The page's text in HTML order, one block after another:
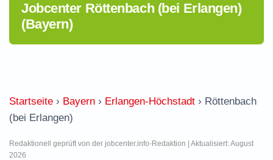
Jobcenter Röttenbach (bei Erlangen)
(Bayern)
Startseite › Bayern › Erlangen-Höchstadt › Röttenbach
(bei Erlangen)
Redaktionell geprüft von der jobcenter.info-Redaktion | Aktualisiert: August
2026